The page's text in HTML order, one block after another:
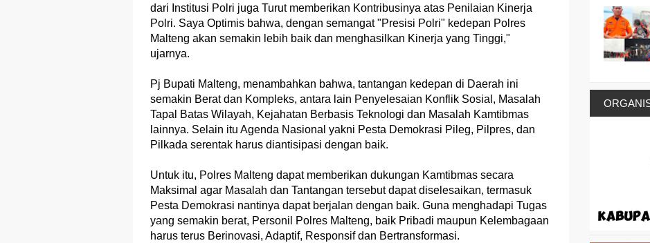
dari Institusi Polri juga Turut memberikan Kontribusinya atas Penilaian Kinerja
Polri. Saya Optimis bahwa, dengan semangat "Presisi Polri" kedepan Polres
Malteng akan semakin lebih baik dan menghasilkan Kinerja yang Tinggi,"
ujarnya.
Pj Bupati Malteng, menambahkan bahwa, tantangan kedepan di Daerah ini
semakin Berat dan Kompleks, antara lain Penyelesaian Konflik Sosial, Masalah
Tapal Batas Wilayah, Kejahatan Berbasis Teknologi dan Masalah Kamtibmas
lainnya. Selain itu Agenda Nasional yakni Pesta Demokrasi Pileg, Pilpres, dan
Pilkada serentak harus diantisipasi dengan baik.
Untuk itu, Polres Malteng dapat memberikan dukungan Kamtibmas secara
Maksimal agar Masalah dan Tantangan tersebut dapat diselesaikan, termasuk
Pesta Demokrasi nantinya dapat berjalan dengan baik. Guna menghadapi Tugas
yang semakin berat, Personil Polres Malteng, baik Pribadi maupun Kelembagaan
harus terus Berinovasi, Adaptif, Responsif dan Bertransformasi.